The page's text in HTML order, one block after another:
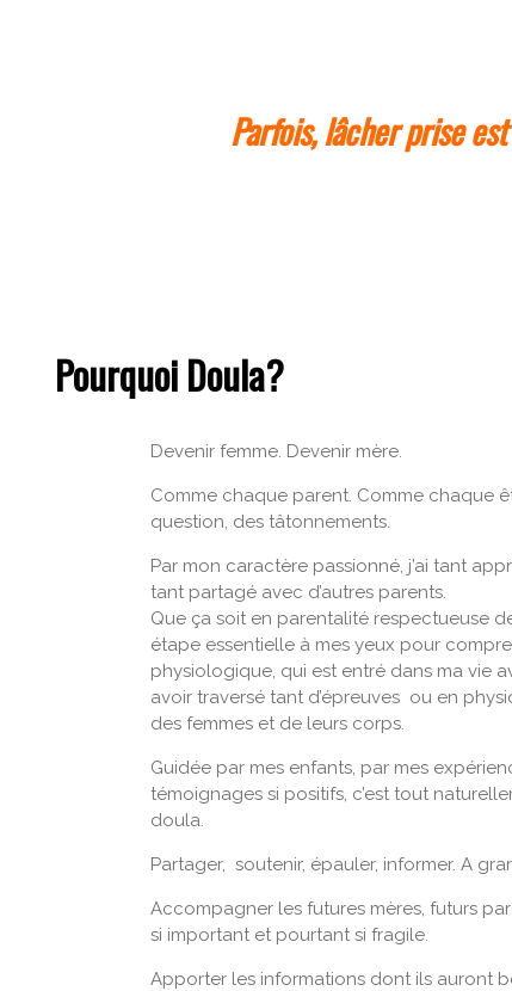
Parfois, lâcher prise
Pourquoi Doula?
Devenir femme. Devenir mère.
Comme chaque parent. Comme chaque
question, des tâtonnements.
Par mon caractère passionné, j’ai tant
tant partagé avec d’autres parents.
Que ça soit en parentalité respectueuse
étape essentielle à mes yeux pour
physiologique, qui est entré dans ma vie
avoir traversé tant d’épreuves ou en
des femmes et de leurs corps.
Guidée par mes enfants, par mes
témoignages si positifs, c’est tout
doula.
Partager, soutenir, épauler, informer. A
Accompagner les futures mères, futurs
si important et pourtant si fragile.
Apporter les informations dont ils auront